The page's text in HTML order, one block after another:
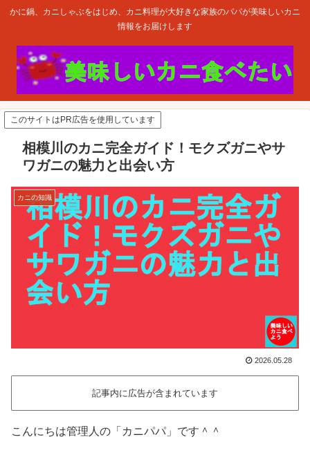
かに鍋、カニしゃぶをはじめ、カニ料理が大好きな家族のパパが美味しいカニ
情報をお届けします
このサイトはPR広告を使用しています
相模川のカニ完全ガイド！モクズガニやサ
ワガニの魅力と出会い方
カニの知識
2026.05.28
記事内に広告が含まれています
こんにちは管理人の「カニパパ」です＾＾